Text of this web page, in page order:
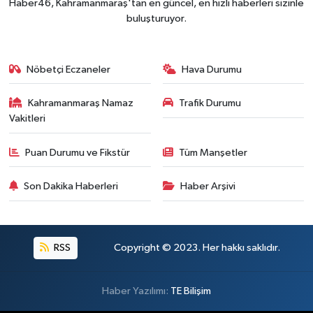
Haber46, Kahramanmaraş'tan en güncel, en hızlı haberleri sizinle
buluşturuyor.
Nöbetçi Eczaneler Hava Durumu
Kahramanmaraş Namaz
Vakitleri
Trafik Durumu
Puan Durumu ve Fikstür Tüm Manşetler
Son Dakika Haberleri Haber Arşivi
RSS Copyright © 2023. Her hakkı saklıdır.
Haber Yazılımı: TE Bilişim